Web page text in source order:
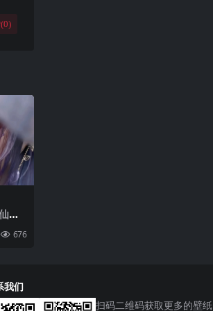
0)
子
676
我们
扫码二维码获取更多的壁纸